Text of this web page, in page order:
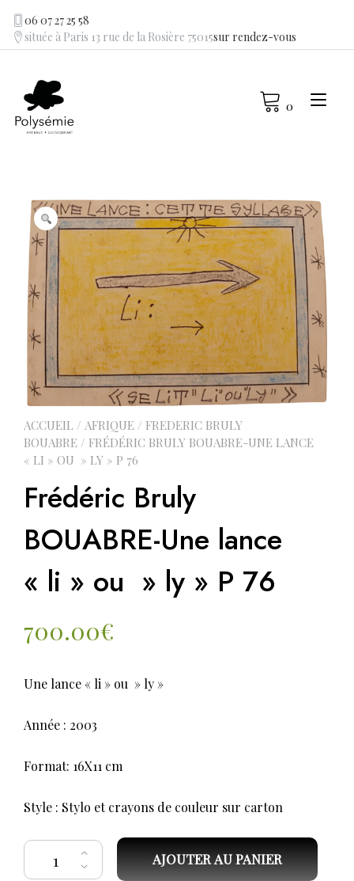
content
06 07 27 25 58
située à Paris 13 rue de la Rosière 75015sur rendez-vous
0
ACCUEIL / AFRIQUE / FREDERIC BRULY
BOUABRE / FRÉDÉRIC BRULY BOUABRE-UNE LANCE
« LI » OU » LY » P 76
Frédéric Bruly
BOUABRE-Une lance
« li » ou » ly » P 76
700.00€
Une lance « li » ou » ly »
Année : 2003
Format: 16X11 cm
Style : Stylo et crayons de couleur sur carton
quantité de Frédéric Bruly BOUABRE-Une lance "li" ou " ly" P 76
AJOUTER AU PANIER